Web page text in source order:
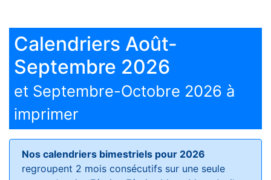
Calendriers Août-
Septembre 2026
et Septembre-Octobre 2026 à
imprimer
Nos calendriers bimestriels pour 2026
regroupent 2 mois consécutifs sur une seule